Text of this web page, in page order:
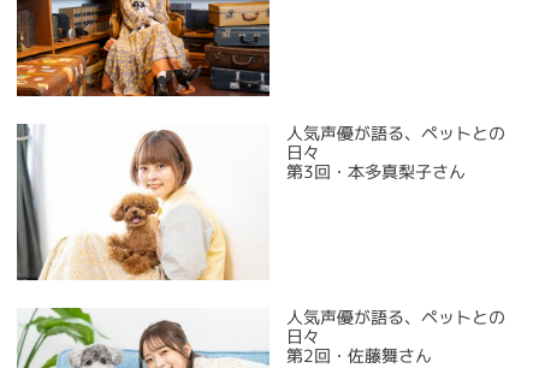
人気声優が語る、ペットとの
日々
第3回・本多真梨子さん
人気声優が語る、ペットとの
日々
第2回・佐藤舞さん